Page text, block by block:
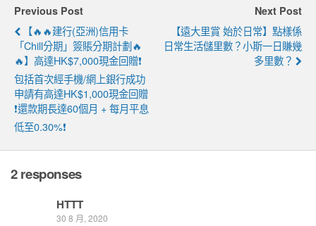
Previous Post
【🔥🔥建行(亞洲)信用卡
「Chill分期」簽賬分期計劃🔥
🔥】高達HK$7,000現金回贈❗
包括首次經手機/網上銀行成功
申請有高達HK$1,000現金回贈
❗還款期長達60個月 + 每月平息
低至0.30%❗
Next Post
【遠大里賞 始於日常】點樣係
日常生活儲里數？小斯一日賺幾
多里數？
2 responses
HTTT
30 8 月, 2020